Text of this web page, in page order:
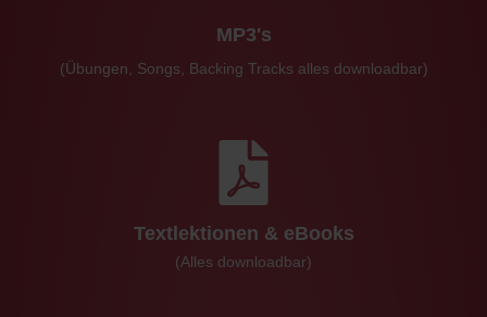
MP3's
(Übungen, Songs, Backing Tracks alles downloadbar)
Textlektionen & eBooks
(Alles downloadbar)